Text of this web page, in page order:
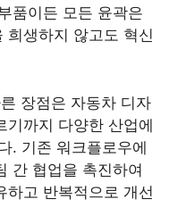
품이든 모든 윤곽은
희생하지 않고도 혁신
장점은 자동차 디자
기까지 다양한 산업에
. 기존 워크플로우에
간 협업을 촉진하여
하고 반복적으로 개선